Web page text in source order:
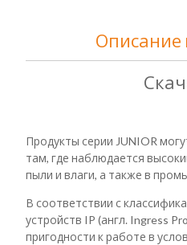
Описание
Продукты серии JUNIOR
там, где наблюдается
пыли и влаги, а также в
В соответствии с
устройств IP (англ. Ingress
пригодности к работе в